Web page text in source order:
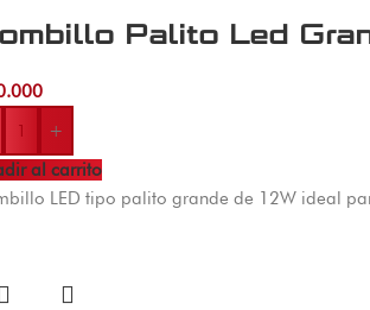
Palito Led
+
al carrito
LED tipo palito grande de 12W ideal